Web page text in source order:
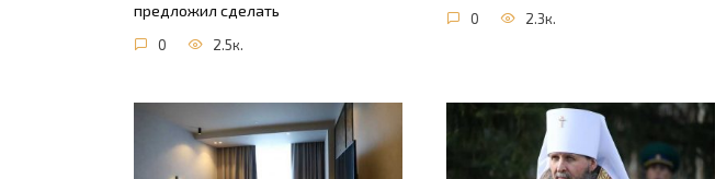
предложил сделать
0 2.5к.
0 2.3к.